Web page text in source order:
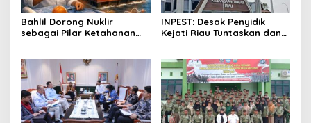
Bahlil Dorong Nuklir
sebagai Pilar Ketahanan
INPEST: Desak Penyidik
Kejati Riau Tuntaskan dan